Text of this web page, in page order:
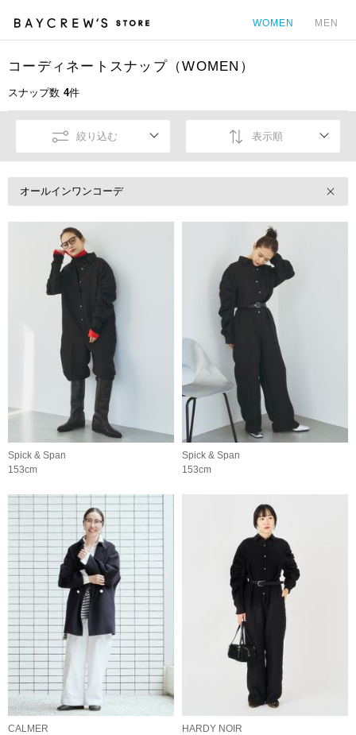
WOMEN MEN
コーディネートスナップ（WOMEN）
スナップ数 4件
絞り込む 表示順
オールインワンコーデ
Spick & Span
153cm
Spick & Span
153cm
CALMER
HARDY NOIR